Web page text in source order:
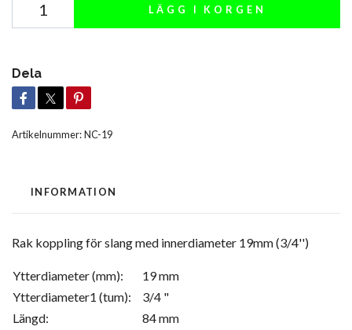
LÄGG I KORGEN
Dela
Artikelnummer:NC-19
INFORMATION
Rak koppling för slang med innerdiameter 19mm (3/4'')
Ytterdiameter (mm):
19 mm
Ytterdiameter1 (tum):
3/4 "
Längd:
84 mm